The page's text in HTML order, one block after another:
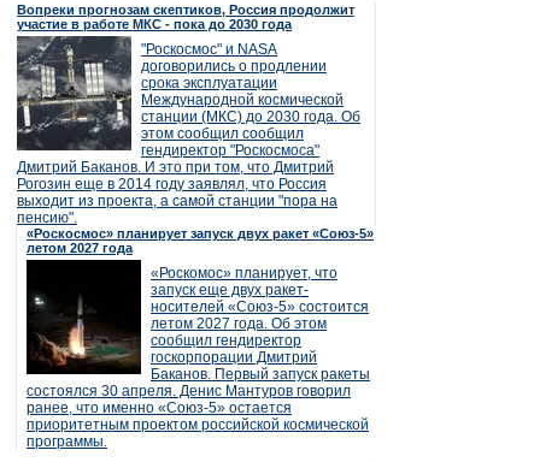
Вопреки прогнозам скептиков, Россия продолжит
участие в работе МКС - пока до 2030 года
"Роскосмос" и NASA
договорились о продлении
срока эксплуатации
Международной космической
станции (МКС) до 2030 года. Об
этом сообщил сообщил
гендиректор "Роскосмоса"
Дмитрий Баканов. И это при том, что Дмитрий
Рогозин еще в 2014 году заявлял, что Россия
выходит из проекта, а самой станции "пора на
пенсию".
«Роскосмос» планирует запуск двух ракет «Союз-5»
летом 2027 года
«Роскомос» планирует, что
запуск еще двух ракет-
носителей «Союз-5» состоится
летом 2027 года. Об этом
сообщил гендиректор
госкорпорации Дмитрий
Баканов. Первый запуск ракеты
состоялся 30 апреля. Денис Мантуров говорил
ранее, что именно «Союз-5» остается
приоритетным проектом российской космической
программы.